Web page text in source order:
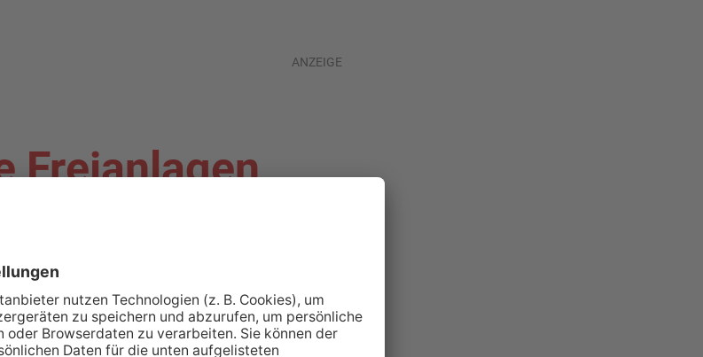
Freianlagen
Schule
ANZEIGE